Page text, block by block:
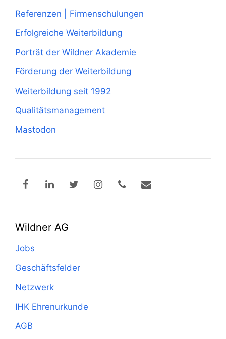
Referenzen | Firmenschulungen
Erfolgreiche Weiterbildung
Porträt der Wildner Akademie
Förderung der Weiterbildung
Weiterbildung seit 1992
Qualitätsmanagement
Mastodon
Wildner AG
Jobs
Geschäftsfelder
Netzwerk
IHK Ehrenurkunde
AGB